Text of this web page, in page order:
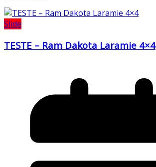
Slide
TESTE – Ram Dakota Laramie 4×4